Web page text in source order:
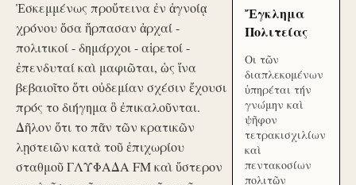
Ἐσκεμμένως προὔτεινα ἐν ἀγνοίᾳ
χρόνου ὅσα ἥρπασαν ἀρχαί -
πολιτικοί - δημάρχοι - αἱρετοί -
ἐπενδυταί καὶ μαφιῶται, ὡς ἵνα
βεβαιοῖτο ὅτι οὐδεμίαν σχέσιν ἔχουσι
πρός το διήγημα ὃ ἐπικαλοῦνται.
Δῆλον ὅτι το πᾶν τῶν κρατικῶν
λῃστειῶν κατὰ τοῦ ἐπιχωρίου
σταθμοῦ ΓΛΥΦΑΔΑ FM καὶ ὕστερον
Ἔγκλημα
Πολιτείας
Οι τῶν
διαπλεκομένων
ὑπηρέται τήν
γνώμην καὶ
ψῆφον
τετρακισχιλίων
καὶ
πεντακοσίων
πολιτῶν